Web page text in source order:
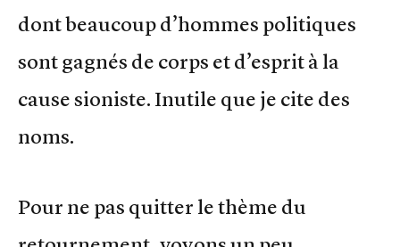
dont beaucoup d’hommes politiques
sont gagnés de corps et d’esprit à la
cause sioniste. Inutile que je cite des
noms.
Pour ne pas quitter le thème du